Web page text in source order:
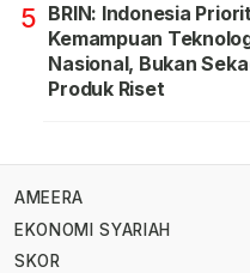
5 BRIN: Indonesia
Kemampuan
Nasional, Bukan
Produk Riset
AMEERA
EKONOMI SYARIAH
SKOR